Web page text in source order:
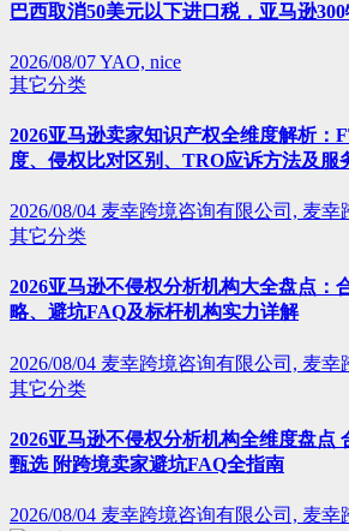
巴西取消50美元以下进口税，亚马逊
2026/08/07YAO, nice
其它分类
2026亚马逊卖家知识产权全维度解析：
度、侵权比对区别、TRO应诉方法及服
2026/08/04 麦幸跨境咨询有限公司, 麦幸
其它分类
2026亚马逊不侵权分析机构大全盘点：
略、避坑FAQ及标杆机构实力详解
2026/08/04 麦幸跨境咨询有限公司, 麦幸
其它分类
2026亚马逊不侵权分析机构全维度盘点
甄选 附跨境卖家避坑FAQ全指南
2026/08/04 麦幸跨境咨询有限公司, 麦幸